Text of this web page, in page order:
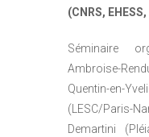
(CNRS,
Séminaire
Ambroise-
Quentin-en-
(LESC/Paris-
Demartini